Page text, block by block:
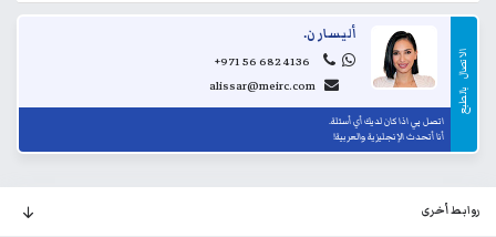
الاتصال
بالطبع
أليسار ن.
+971 56 682 4136
alissar@meirc.com
اتصل بي اذا كان لديك أي أسئلة.
أنا أتحدث الإنجليزية والعربية!
روابط أخرى